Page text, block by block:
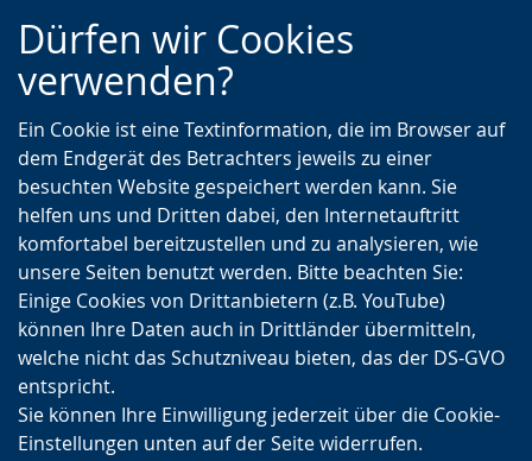
Zur
Hauptnavigation
Zur
Seitennavigation
Zum
Inhalt
Dürfen wir Cookies
verwenden?
Ein Cookie ist eine Textinformation, die im Browser auf
dem Endgerät des Betrachters jeweils zu einer
besuchten Website gespeichert werden kann. Sie
helfen uns und Dritten dabei, den Internetauftritt
komfortabel bereitzustellen und zu analysieren, wie
unsere Seiten benutzt werden. Bitte beachten Sie:
Einige Cookies von Drittanbietern (z.B. YouTube)
können Ihre Daten auch in Drittländer übermitteln,
welche nicht das Schutzniveau bieten, das der DS-GVO
entspricht.
Sie können Ihre Einwilligung jederzeit über die Cookie-
Einstellungen unten auf der Seite widerrufen.